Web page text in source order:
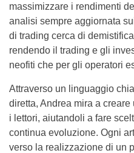
massimizzare i rendimenti
analisi sempre aggiornata
di trading cerca di
rendendo il trading e gli
neofiti che per gli operatori
Attraverso un linguaggio
diretta, Andrea mira a
i lettori, aiutandoli a fare
continua evoluzione. Ogni
verso la realizzazione di un